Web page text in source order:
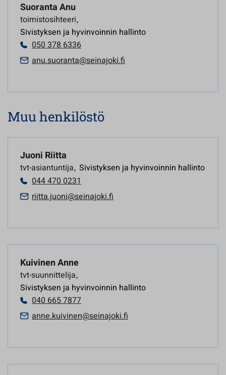
Suoranta Anu
toimistosihteeri,
Sivistyksen ja hyvinvoinnin hallinto
050 378 6336
anu.suoranta@seinajoki.fi
Muu henkilöstö
Juoni Riitta
tvt-asiantuntija, Sivistyksen ja hyvinvoinnin hallinto
044 470 0231
riitta.juoni@seinajoki.fi
Kuivinen Anne
tvt-suunnittelija,
Sivistyksen ja hyvinvoinnin hallinto
040 665 7877
anne.kuivinen@seinajoki.fi